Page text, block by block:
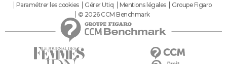
Paramétrer les cookies
Gérer Utiq Mentions légales
Groupe Figaro
© 2026 CCM Benchmark